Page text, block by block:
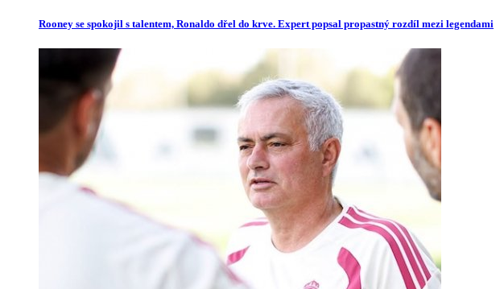
Rooney se spokojil s talentem, Ronaldo dřel do krve. Expert popsal propastný rozdíl mezi legendami